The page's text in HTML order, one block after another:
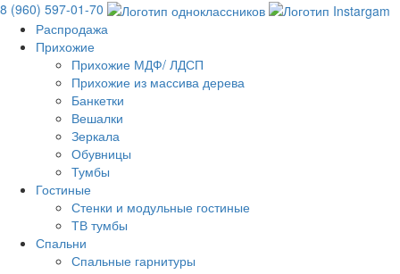
8 (960) 597-01-70
Распродажа
Прихожие
Прихожие МДФ/ ЛДСП
Прихожие из массива дерева
Банкетки
Вешалки
Зеркала
Обувницы
Тумбы
Гостиные
Стенки и модульные гостиные
ТВ тумбы
Спальни
Спальные гарнитуры